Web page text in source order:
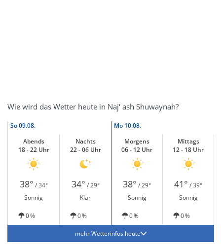
Wie wird das Wetter heute in Naj‘ ash Shuwaynah?
So09.08. Mo 10.08.
Abends
18 - 22 Uhr
Nachts
22 - 06 Uhr
Morgens
06 - 12 Uhr
Mittags
12 - 18 Uhr
38° / 34° 34° / 29° 38° / 29° 41° / 39°
Sonnig
Klar Sonnig Sonnig
0 % 0 % 0 % 0 %
mehr Wetterinfos heute